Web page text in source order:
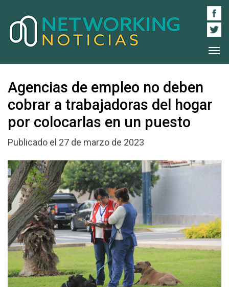
Agencias de empleo no deben
cobrar a trabajadoras del hogar
por colocarlas en un puesto
Publicado el 27 de marzo de 2023